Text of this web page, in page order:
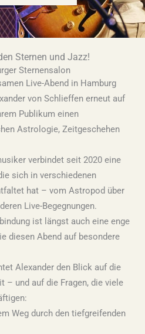
Sternen und Jazz!
Sternensalon
Live-Abend in Hamburg
von Schlieffen erneut auf
Publikum einen
Astrologie, Zeitgeschehen
verbindet seit 2020 eine
sich in verschiedenen
hat – vom Astropod über
Live-Begegnungen.
ist längst auch eine enge
diesen Abend auf besondere
Alexander den Blick auf die
– und auf die Fragen, die viele
Weg durch den tiefgreifenden